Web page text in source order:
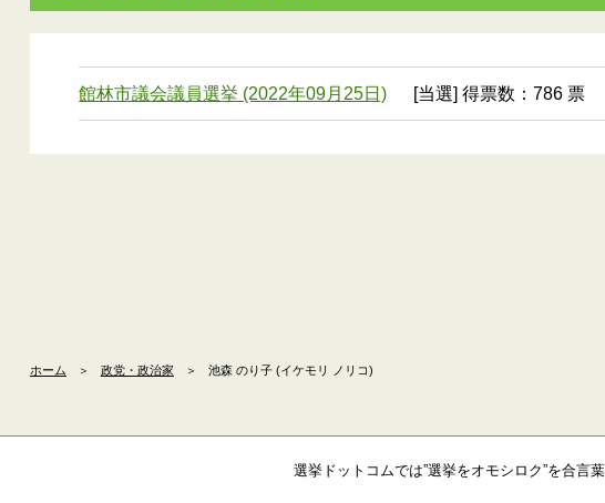
館林市議会議員選挙 (2022年09月25日) [当選] 得票数：786 票
ホーム ＞ 政党・政治家 ＞ 池森 のり子 (イケモリ ノリコ)
選挙ドットコムでは”選挙をオモシロク”を合言